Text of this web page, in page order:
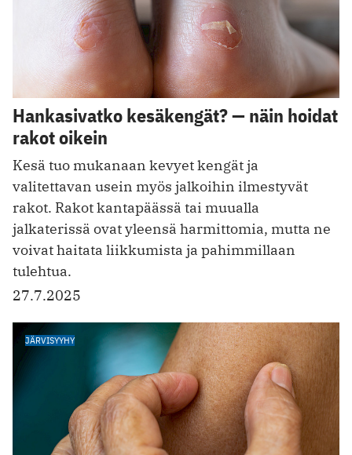
Hankasivatko kesäkengät? — näin hoidat
rakot oikein
Kesä tuo mukanaan kevyet kengät ja
valitettavan usein myös jalkoihin ilmestyvät
rakot. Rakot kantapäässä tai muualla
jalkaterissä ovat yleensä harmittomia, mutta ne
voivat haitata liikkumista ja pahimmillaan
tulehtua.
27.7.2025
JÄRVISYYHY